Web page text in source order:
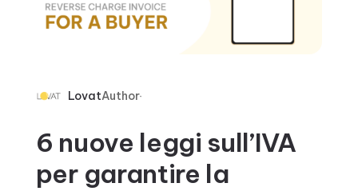
LovatAuthor
6 nuove leggi sull’IVA
per garantire la